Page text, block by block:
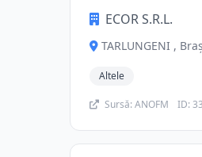
ECOR S.R.L.
TARLUNGENI ,
Altele
Sursă: ANOFM ID: